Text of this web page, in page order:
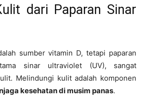
dari Paparan Sinar
sumber vitamin D, tetapi paparan
sinar ultraviolet (UV), sangat
Melindungi kulit adalah komponen
kesehatan di musim panas.